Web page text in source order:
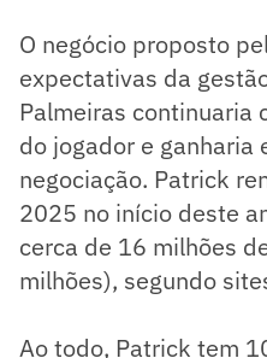
O negócio proposto
expectativas da
Palmeiras continuaria
do jogador e ganharia
negociação. Patrick
2025 no início deste
cerca de 16 milhões
milhões), segundo
Ao todo, Patrick tem